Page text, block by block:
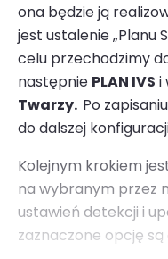
ona będzie ją
jest ustalenie „Planu
celu przechodzimy
następnie PLAN IVS i
Twarzy. Po
do dalszej
Kolejnym krokiem
na wybranym przez
ustawień detekcji i
zaznaczone opcję